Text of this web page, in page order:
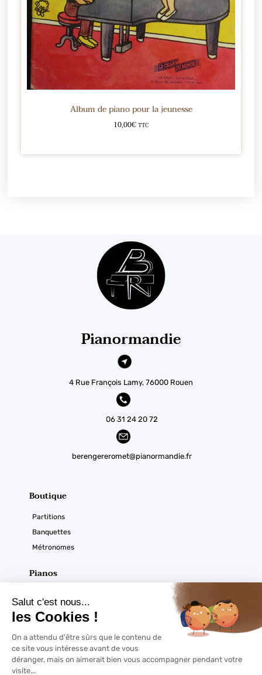
Album de piano pour la jeunesse
10,00€TTC
Pianormandie
4 Rue François Lamy, 76000 Rouen
06 31 24 20 72
berengereromet@pianormandie.fr
Boutique
Partitions
Banquettes
Métronomes
Pianos
Acoustiques
Numériques
Ouverture du magasin
Horaires :
À noter